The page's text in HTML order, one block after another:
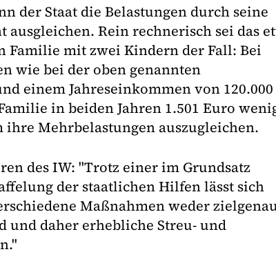
der Staat die Belastungen durch seine
ausgleichen. Rein rechnerisch sei das
Familie mit zwei Kindern der Fall: Bei
wie bei der oben genannten
einem Jahreseinkommen von 120.000
in beiden Jahren 1.501 Euro
ihre Mehrbelastungen auszugleichen.
des IW: "Trotz einer im Grundsatz
der staatlichen Hilfen lässt sich
Maßnahmen weder
und daher erhebliche Streu- und